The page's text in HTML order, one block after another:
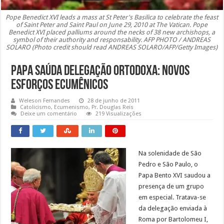
Pope Benedict XVI leads a mass at St Peter's Basilica to celebrate the feast
of Saint Peter and Saint Paul on June 29, 2010 at The Vatican. Pope
Benedict XVI placed palliums around the necks of 38 new archishops, a
symbol of their authority and responsability. AFP PHOTO / ANDREAS
SOLARO (Photo credit should read ANDREAS SOLARO/AFP/Getty Images)
Papa Saúda Delegação Ortodoxa: Novos
Esforços Ecumênicos
Weleson Fernandes
28 de junho de 2011
Catolicismo, Ecumenismo, Pr. Douglas Reis
Deixe um comentário
219 Visualizações
Na solenidade de São
Pedro e São Paulo, o
Papa Bento XVI saudou a
presença de um grupo
em especial. Tratava-se
da delegação enviada à
Roma por Bartolomeu I,